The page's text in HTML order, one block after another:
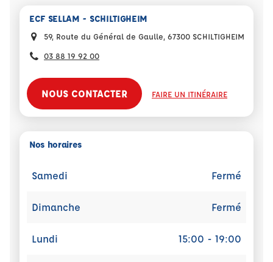
ECF SELLAM - SCHILTIGHEIM
59, Route du Général de Gaulle, 67300 SCHILTIGHEIM
03 88 19 92 00
NOUS CONTACTER FAIRE UN ITINÉRAIRE
Nos horaires
Samedi Fermé
Dimanche Fermé
Lundi 15:00 - 19:00